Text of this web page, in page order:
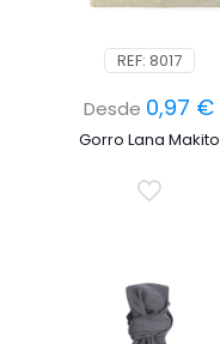
REF: 8017
Desde 0,97 €
Gorro Lana Makito